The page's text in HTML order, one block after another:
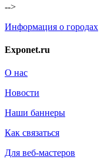
-->
Информация о городах
Exponet.ru
О нас
Новости
Наши баннеры
Как связаться
Для веб-мастеров